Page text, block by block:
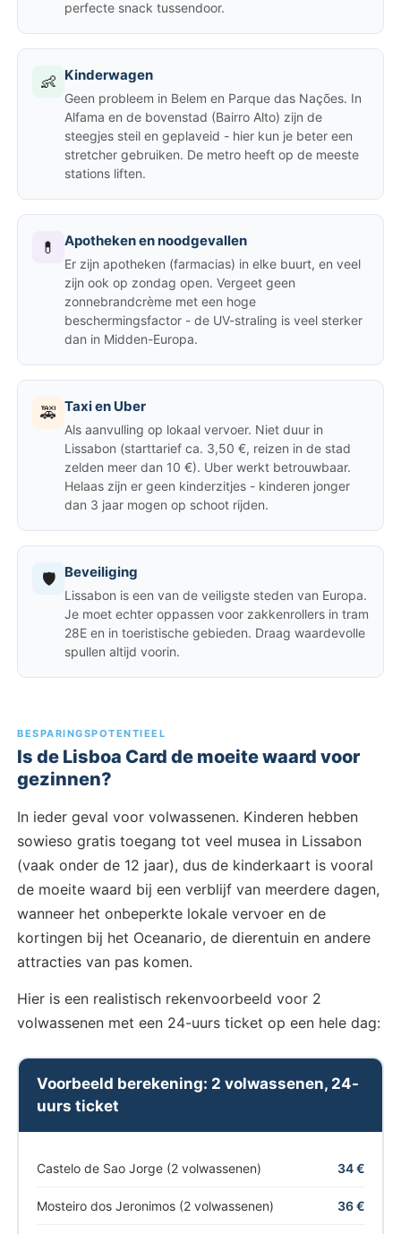
perfecte snack tussendoor.
👶 Kinderwagen
Geen probleem in Belem en Parque das Nações. In
Alfama en de bovenstad (Bairro Alto) zijn de
steegjes steil en geplaveid - hier kun je beter een
stretcher gebruiken. De metro heeft op de meeste
stations liften.
💊 Apotheken en noodgevallen
Er zijn apotheken (farmacias) in elke buurt, en veel
zijn ook op zondag open. Vergeet geen
zonnebrandcrème met een hoge
beschermingsfactor - de UV-straling is veel sterker
dan in Midden-Europa.
🚕 Taxi en Uber
Als aanvulling op lokaal vervoer. Niet duur in
Lissabon (starttarief ca. 3,50 €, reizen in de stad
zelden meer dan 10 €). Uber werkt betrouwbaar.
Helaas zijn er geen kinderzitjes - kinderen jonger
dan 3 jaar mogen op schoot rijden.
🛡️ Beveiliging
Lissabon is een van de veiligste steden van Europa.
Je moet echter oppassen voor zakkenrollers in tram
28E en in toeristische gebieden. Draag waardevolle
spullen altijd voorin.
BESPARINGSPOTENTIEEL
Is de Lisboa Card de moeite waard voor
gezinnen?
In ieder geval voor volwassenen. Kinderen hebben
sowieso gratis toegang tot veel musea in Lissabon
(vaak onder de 12 jaar), dus de kinderkaart is vooral
de moeite waard bij een verblijf van meerdere dagen,
wanneer het onbeperkte lokale vervoer en de
kortingen bij het Oceanario, de dierentuin en andere
attracties van pas komen.
Hier is een realistisch rekenvoorbeeld voor 2
volwassenen met een 24-uurs ticket op een hele dag:
Voorbeeld berekening: 2 volwassenen, 24-
uurs ticket
Castelo de Sao Jorge (2 volwassenen) 34 €
Mosteiro dos Jeronimos (2 volwassenen) 36 €